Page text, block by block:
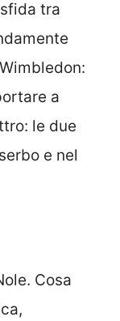
tra
a
le due
e nel
Cosa